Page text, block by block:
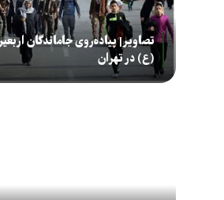
تصاویر| پیاده‌روی جاماندگان
(ع) در تهران